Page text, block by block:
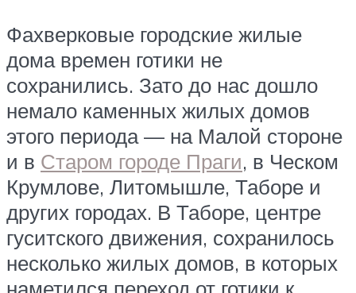
Фахверковые городские жилые
дома времен готики не
сохранились. Зато до нас дошло
немало каменных жилых домов
этого периода — на Малой стороне
и в Старом городе Праги, в Ческом
Крумлове, Литомышле, Таборе и
других городах. В Таборе, центре
гуситского движения, сохранилось
несколько жилых домов, в которых